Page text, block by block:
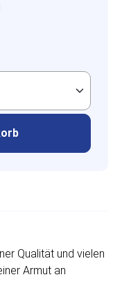
Qualität und vielen
Armut an